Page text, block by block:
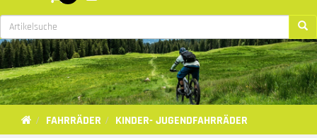
FAHRRÄDER KINDER- JUGENDFAHRRÄDER